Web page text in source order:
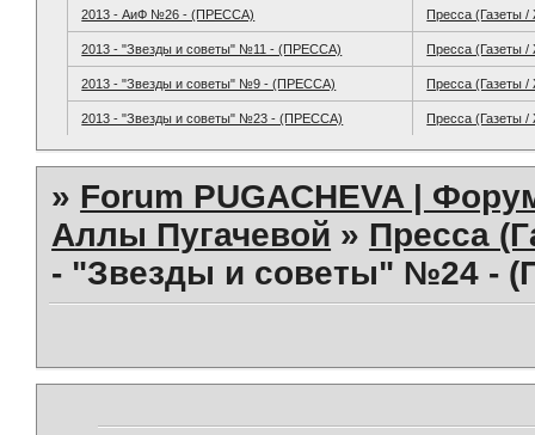
2013 - АиФ №26 - (ПРЕССА) Пресса (Газеты
2013 - "Звезды и советы" №11 - (ПРЕССА) Пресса (Газеты
2013 - "Звезды и советы" №9 - (ПРЕССА) Пресса (Газеты
2013 - "Звезды и советы" №23 - (ПРЕССА) Пресса (Газеты
» Forum PUGACHEVA |
Аллы Пугачевой » Пресса
- "Звезды и советы" №24 -